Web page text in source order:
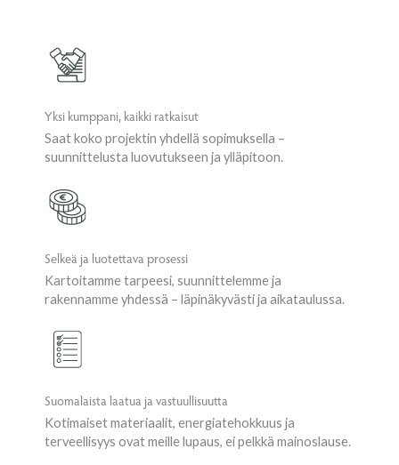
Yksi kumppani, kaikki ratkaisut
Saat koko projektin yhdellä sopimuksella –
suunnittelusta luovutukseen ja ylläpitoon.
Selkeä ja luotettava prosessi
Kartoitamme tarpeesi, suunnittelemme ja
rakennamme yhdessä – läpinäkyvästi ja aikataulussa.
Suomalaista laatua ja vastuullisuutta
Kotimaiset materiaalit, energiatehokkuus ja
terveellisyys ovat meille lupaus, ei pelkkä mainoslause.